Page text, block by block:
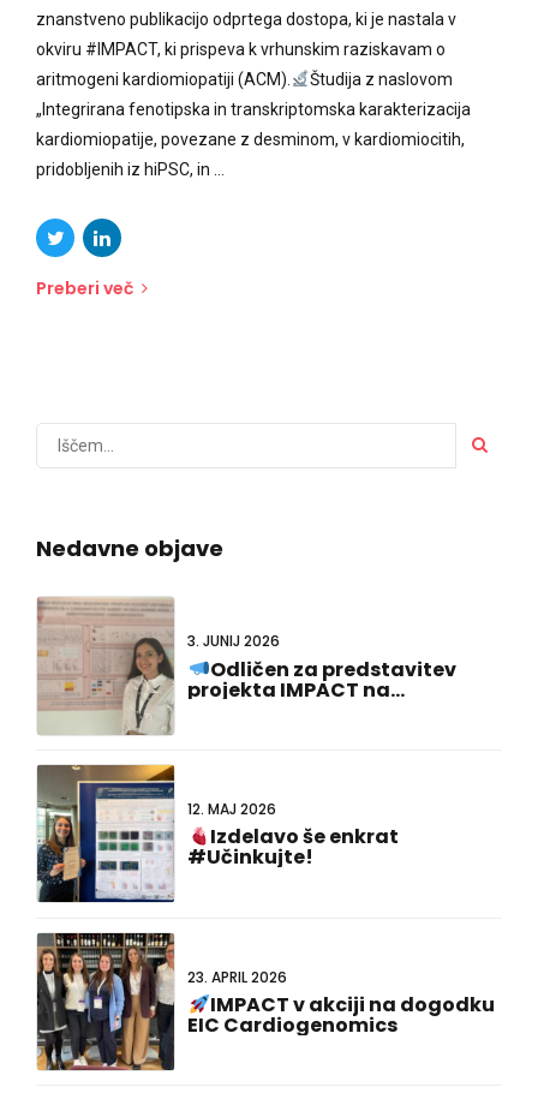
znanstveno publikacijo odprtega dostopa, ki je nastala v
okviru #IMPACT, ki prispeva k vrhunskim raziskavam o
aritmogeni kardiomiopatiji (ACM).
Študija z naslovom
„Integrirana fenotipska in transkriptomska karakterizacija
kardiomiopatije, povezane z desminom, v kardiomiocitih,
pridobljenih iz hiPSC, in ...
Preberi več
Nedavne objave
3. JUNIJ 2026
Odličen za predstavitev
projekta IMPACT na
12. MAJ 2026
Izdelavo še enkrat
#Učinkujte!
23. APRIL 2026
IMPACT v akciji na dogodku
EIC Cardiogenomics